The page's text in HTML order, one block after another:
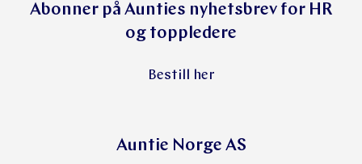
Abonner på Aunties nyhetsbrev for HR
og toppledere
Bestill her
Auntie Norge AS